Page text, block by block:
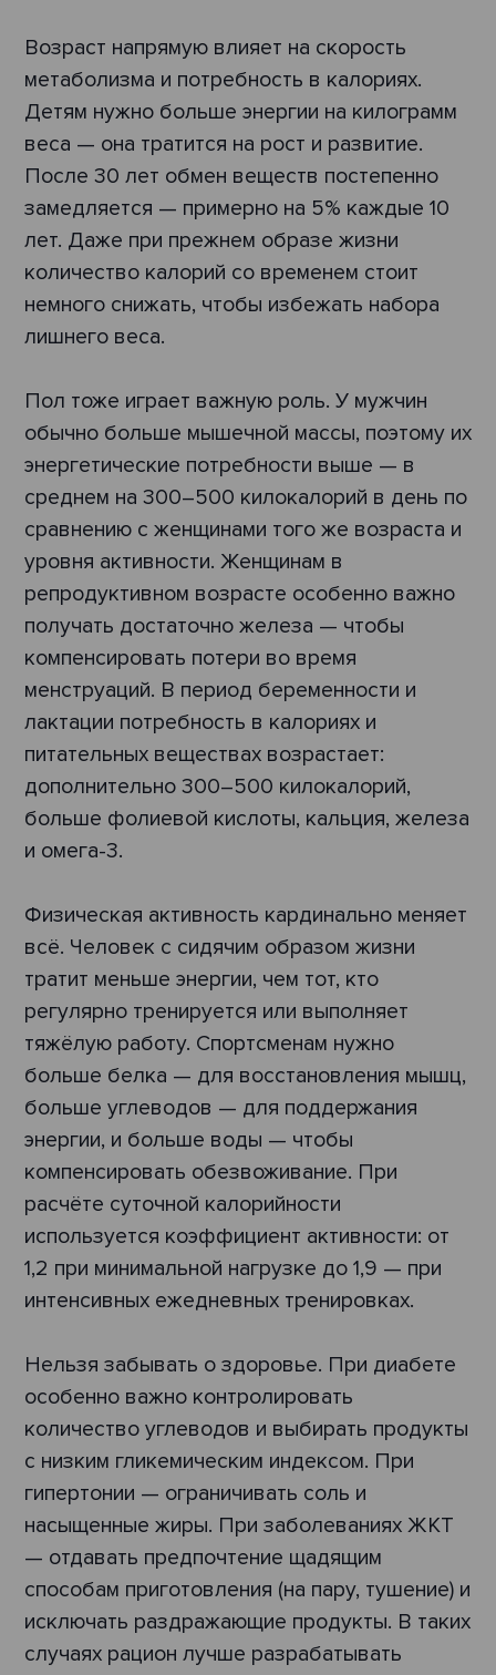
Возраст напрямую влияет на скорость
метаболизма и потребность в калориях.
Детям нужно больше энергии на килограмм
веса — она тратится на рост и развитие.
После 30 лет обмен веществ постепенно
замедляется — примерно на 5% каждые 10
лет. Даже при прежнем образе жизни
количество калорий со временем стоит
немного снижать, чтобы избежать набора
лишнего веса.
Пол тоже играет важную роль. У мужчин
обычно больше мышечной массы, поэтому их
энергетические потребности выше — в
среднем на 300–500 килокалорий в день по
сравнению с женщинами того же возраста и
уровня активности. Женщинам в
репродуктивном возрасте особенно важно
получать достаточно железа — чтобы
компенсировать потери во время
менструаций. В период беременности и
лактации потребность в калориях и
питательных веществах возрастает:
дополнительно 300–500 килокалорий,
больше фолиевой кислоты, кальция, железа
и омега-3.
Физическая активность кардинально меняет
всё. Человек с сидячим образом жизни
тратит меньше энергии, чем тот, кто
регулярно тренируется или выполняет
тяжёлую работу. Спортсменам нужно
больше белка — для восстановления мышц,
больше углеводов — для поддержания
энергии, и больше воды — чтобы
компенсировать обезвоживание. При
расчёте суточной калорийности
используется коэффициент активности: от
1,2 при минимальной нагрузке до 1,9 — при
интенсивных ежедневных тренировках.
Нельзя забывать о здоровье. При диабете
особенно важно контролировать
количество углеводов и выбирать продукты
с низким гликемическим индексом. При
гипертонии — ограничивать соль и
насыщенные жиры. При заболеваниях ЖКТ
— отдавать предпочтение щадящим
способам приготовления (на пару, тушение) и
исключать раздражающие продукты. В таких
случаях рацион лучше разрабатывать